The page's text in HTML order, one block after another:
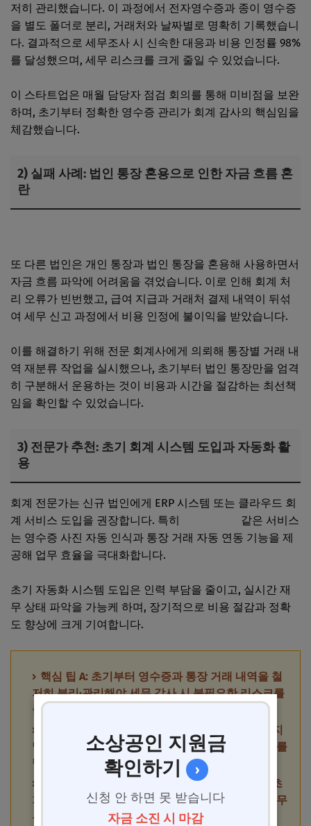
저히 관리했습니다. 이 과정에서 전자영수증과 종이 영수증
을 별도 폴더로 분리, 거래처와 날짜별로 명확히 기록했습니
다. 결과적으로 세무조사 시 신속한 대응과 비용 인정률 98%
를 달성했으며, 세무 리스크를 크게 줄일 수 있었습니다.
이 스타트업은 매월 담당자 점검 회의를 통해 미비점을 보완
하며, 초기부터 정확한 영수증 관리가 회계 감사의 핵심임을
체감했습니다.
2) 실패 사례: 법인 통장 혼용으로 인한 자금 흐름 혼
란
또 다른 법인은 개인 통장과 법인 통장을 혼용해 사용하면서
자금 흐름 파악에 어려움을 겪었습니다. 이로 인해 회계 처
리 오류가 빈번했고, 급여 지급과 거래처 결제 내역이 뒤섞
여 세무 신고 과정에서 비용 인정에 불이익을 받았습니다.
이를 해결하기 위해 전문 회계사에게 의뢰해 통장별 거래 내
역 재분류 작업을 실시했으나, 초기부터 법인 통장만을 엄격
히 구분해서 운용하는 것이 비용과 시간을 절감하는 최선책
임을 확인할 수 있었습니다.
3) 전문가 추천: 초기 회계 시스템 도입과 자동화 활
용
회계 전문가는 신규 법인에게 ERP 시스템 또는 클라우드 회
계 서비스 도입을 권장합니다. 특히
같은 서비스
는 영수증 사진 자동 인식과 통장 거래 자동 연동 기능을 제
공해 업무 효율을 극대화합니다.
초기 자동화 시스템 도입은 인력 부담을 줄이고, 실시간 재
무 상태 파악을 가능케 하며, 장기적으로 비용 절감과 정확
도 향상에 크게 기여합니다.
핵심 팁 A: 초기부터 영수증과 통장 거래 내역을 철
저히 분리·관리해야 세무 감사 시 불필요한 리스크를
줄일 수 있습니다.
핵심 팁 B: 개인 자금과 법인 자금은 절대 혼용하지
말고, 법인 전용 통장만을 사용해야 회계 처리 오류를
방지할 수 있습니다.
핵심 팁 C: 클라우드 회계 솔루션 및 ERP 도입은 초
기 투자 비용이 들지만, 장기적으로 업무 효율과 재무
투명성을 극대화합니다.
소상공인 지원금
확인하기
›
신청 안 하면 못 받습니다
자금 소진 시 마감